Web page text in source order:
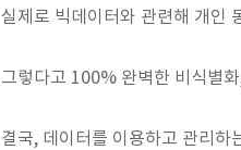
실제로 빅데이터와 관련해 개인
그렇다고 100% 완벽한 비식별
결국, 데이터를 이용하고 관리하